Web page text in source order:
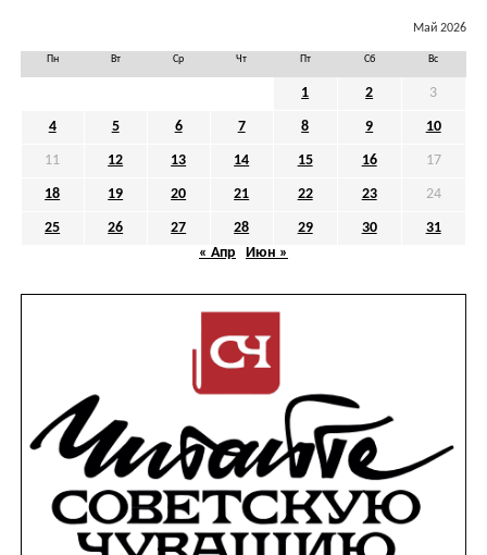
Май 2026
Пн Вт Ср Чт Пт Сб Вс
1 2 3
4 5 6 7 8 9 10
11 12 13 14 15 16 17
18 19 20 21 22 23 24
25 26 27 28 29 30
31
« Апр
Июн »